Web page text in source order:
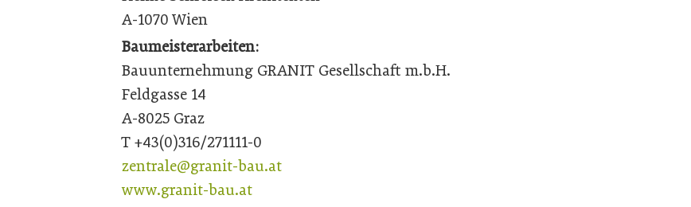
A-1070 Wien
Baumeisterarbeiten:
Bauunternehmung GRANIT Gesellschaft m.b.H.
Feldgasse 14
A-8025 Graz
T +43(0)316/271111-0
zentrale@granit-bau.at
www.granit-bau.at